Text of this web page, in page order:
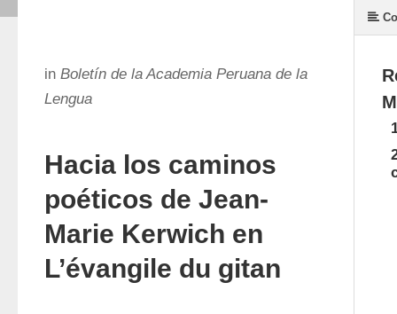
in Boletín de la Academia Peruana de la
Lengua
Hacia los caminos
poéticos de Jean-
Marie Kerwich en
L’évangile du gitan